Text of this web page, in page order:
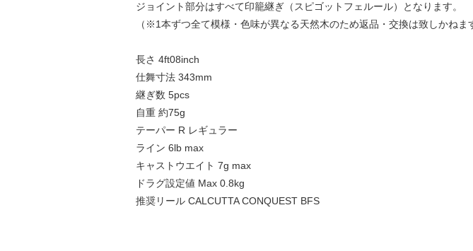
ジョイント部分はすべて印籠継ぎ（スピゴットフェルール）となります。
（※1本ずつ全て模様・色味が異なる天然木のため返品・交換は致しかねま
長さ 4ft08inch
仕舞寸法 343mm
継ぎ数 5pcs
自重 約75g
テーパー R レギュラー
ライン 6lb max
キャストウエイト 7g max
ドラグ設定値 Max 0.8kg
推奨リール CALCUTTA CONQUEST BFS